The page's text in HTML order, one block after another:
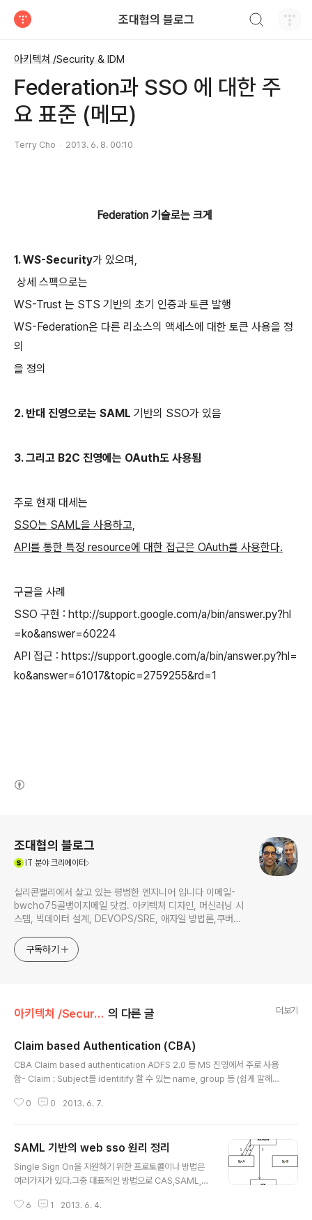
조대협의 블로그
아키텍쳐 /Security & IDM
Federation과 SSO 에 대한 주
요 표준 (메모)
Terry Cho 2013. 6. 8. 00:10
Federation 기술로는 크게
1. WS-Security가 있으며,
상세 스펙으로는
WS-Trust 는 STS 기반의 초기 인증과 토큰 발행
WS-Federation은 다른 리소스의 액세스에 대한 토큰 사용을 정
의
을 정의
2. 반대 진영으로는 SAML 기반의 SSO가 있음
3. 그리고 B2C 진영에는 OAuth도 사용됨
주로 현재 대세는
SSO는 SAML을 사용하고,
API를 통한 특정 resource에 대한 접근은 OAuth를 사용한다.
구글을 사례
SSO 구현 : http://support.google.com/a/bin/answer.py?hl
=ko&answer=60224
API 접근 : https://support.google.com/a/bin/answer.py?hl=
ko&answer=61017&topic=2759255&rd=1
조대협의 블로그
IT 분야 크리에이터
실리콘밸리에서 살고 있는 평범한 엔지니어 입니다 이메일-
bwcho75골뱅이지메일 닷컴. 아키텍처 디자인, 머신러닝 시
스템, 빅데이터 설계, DEVOPS/SRE, 애자일 방법론,쿠버네
한 기술 멘토링과 강의 진행합니다. Linkedin :
https://www.linkedin.com/in/terrycho75/
구독하기
아키텍쳐 /Security & IDM 의 다른 글 더보기
Claim based Authentication (CBA)
CBA Claim based authentication ADFS 2.0 등 MS 진영에서 주로 사용
함- Claim : Subject를 identitify 할 수 있는 name, group 등 (쉽게 말해서
이 claim이 packaging되며, digitial signature로 packaging됨) ex) SA
central issuing authority. (In most case STS works as ..
0 0 2013. 6. 7.
SAML 기반의 web sso 원리 정리
Single Sign On을 지원하기 위한 프로토콜이나 방법은
여러가지가 있다.그중 대표적인 방법으로 CAS,SAML,O
같은 도메인명 (xxx.domain.com yyy.domain.com)
6 1 2013. 6. 4.